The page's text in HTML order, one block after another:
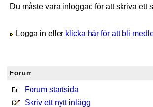
Du måste vara inloggad för att skriva ett
Logga in eller klicka här för att bli
Forum
Forum startsida
Skriv ett nytt inlägg